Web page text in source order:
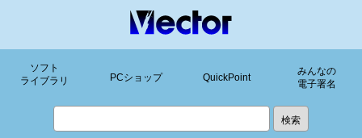
ソフト
ライブラリ
PCショップ QuickPoint
みんなの
電子署名